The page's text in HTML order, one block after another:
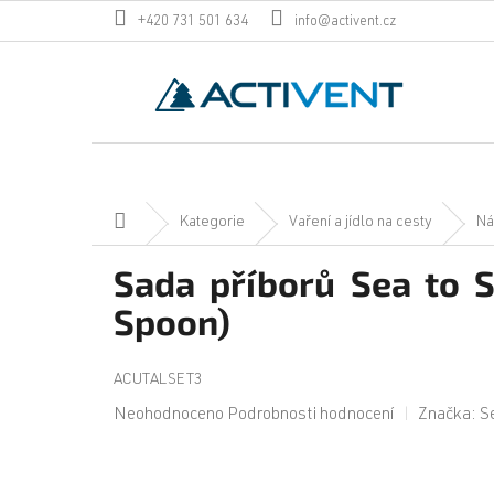
+420 731 501 634 info@activent.cz
Domů Kategorie Vaření a jídlo na cesty
Sada příborů Sea to
Spoon)
ACUTALSET3
Průměrné
Neohodnoceno Podrobnosti hodnocení Značka: